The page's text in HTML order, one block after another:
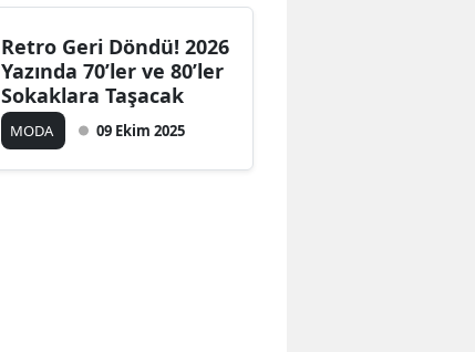
Retro Geri Döndü! 2026
Yazında 70’ler ve 80’ler
Sokaklara Taşacak
MODA 09 Ekim 2025